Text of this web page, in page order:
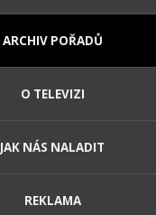
ARCHIV POŘADŮ
O TELEVIZI
JAK NÁS NALADIT
REKLAMA